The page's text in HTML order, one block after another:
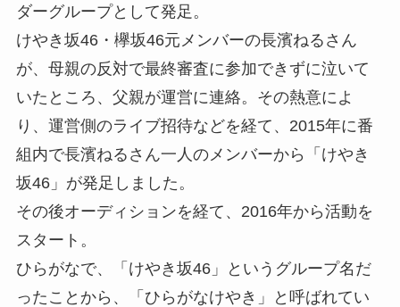
ダーグループとして発足。
けやき坂46・欅坂46元メンバーの長濱ねるさん
が、母親の反対で最終審査に参加できずに泣いて
いたところ、父親が運営に連絡。その熱意によ
り、運営側のライブ招待などを経て、2015年に番
組内で長濱ねるさん一人のメンバーから「けやき
坂46」が発足しました。
その後オーディションを経て、2016年から活動を
スタート。
ひらがなで、「けやき坂46」というグループ名だ
ったことから、「ひらがなけやき」と呼ばれてい